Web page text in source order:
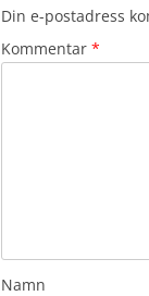
Din e-postadress
Kommentar *
Namn